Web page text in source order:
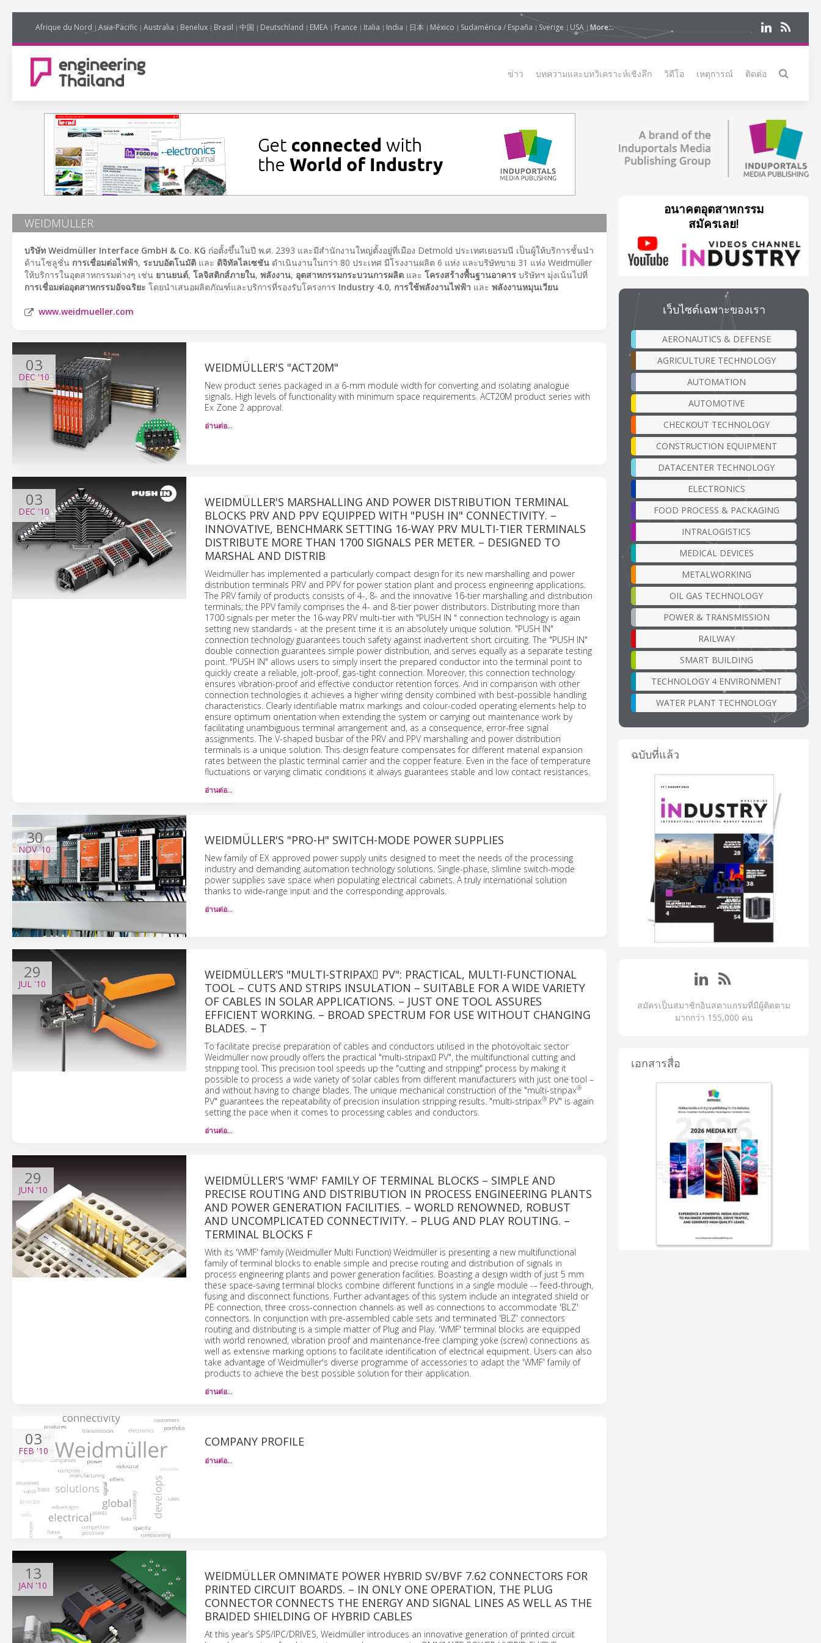
Afrique du Nord Asia-Pacific Australia Benelux Brasil 中国 Deutschland EMEA France Italia India 日本 México Sudamérica / España Sverige USA More...
ข่าว บทความและบทวิเคราะห์เชิงลึก วิดีโอ เหตุการณ์ ติดต่อ
WEIDMÜLLER
บริษัท Weidmüller Interface GmbH & Co. KG ก่อตั้งขึ้นในปี พ.ศ. 2393 และมีสำนักงานใหญ่ตั้งอยู่ที่เมือง Detmold ประเทศเยอรมนี เป็นผู้ให้บริการชั้นนำ
ด้านโซลูชั่น การเชื่อมต่อไฟฟ้า, ระบบอัตโนมัติ และ ดิจิทัลไลเซชัน ดำเนินงานในกว่า 80 ประเทศ มีโรงงานผลิต 6 แห่ง และบริษัทขาย 31 แห่ง Weidmüller
ให้บริการในอุตสาหกรรมต่างๆ เช่น ยานยนต์, โลจิสติกส์ภายใน, พลังงาน, อุตสาหกรรมกระบวนการผลิต และ โครงสร้างพื้นฐานอาคาร บริษัทฯ มุ่งเน้นไปที่
การเชื่อมต่ออุตสาหกรรมอัจฉริยะ โดยนำเสนอผลิตภัณฑ์และบริการที่รองรับโครงการ Industry 4.0, การใช้พลังงานไฟฟ้า และ พลังงานหมุนเวียน
www.weidmueller.com
03
DEC'10
WEIDMÜLLER'S "ACT20M"
New product series packaged in a 6-mm module width for converting and isolating analogue
signals. High levels of functionality with minimum space requirements. ACT20M product series with
Ex Zone 2 approval.
อ่านต่อ…
03
DEC '10
WEIDMÜLLER'S MARSHALLING AND POWER DISTRIBUTION TERMINAL
BLOCKS PRV AND PPV EQUIPPED WITH "PUSH IN" CONNECTIVITY. –
INNOVATIVE, BENCHMARK SETTING 16-WAY PRV MULTI-TIER TERMINALS
DISTRIBUTE MORE THAN 1700 SIGNALS PER METER. – DESIGNED TO
MARSHAL AND DISTRIB
Weidmüller has implemented a particularly compact design for its new marshalling and power
distribution terminals PRV and PPV for power station plant and process engineering applications.
The PRV family of products consists of 4-, 8- and the innovative 16-tier marshalling and distribution
terminals; the PPV family comprises the 4- and 8-tier power distributors. Distributing more than
1700 signals per meter the 16-way PRV multi-tier with "PUSH IN " connection technology is again
setting new standards - at the present time it is an absolutely unique solution. "PUSH IN"
connection technology guarantees touch safety against inadvertent short circuiting. The "PUSH IN"
double connection guarantees simple power distribution, and serves equally as a separate testing
point. "PUSH IN" allows users to simply insert the prepared conductor into the terminal point to
quickly create a reliable, jolt-proof, gas-tight connection. Moreover, this connection technology
ensures vibration-proof and effective conductor retention forces. And in comparison with other
connection technologies it achieves a higher wiring density combined with best-possible handling
characteristics. Clearly identifiable matrix markings and colour-coded operating elements help to
ensure optimum orientation when extending the system or carrying out maintenance work by
facilitating unambiguous terminal arrangement and, as a consequence, error-free signal
assignments. The V-shaped busbar of the PRV and PPV marshalling and power distribution
terminals is a unique solution. This design feature compensates for different material expansion
rates between the plastic terminal carrier and the copper feature. Even in the face of temperature
fluctuations or varying climatic conditions it always guarantees stable and low contact resistances.
อ่านต่อ…
30
NOV'10
WEIDMÜLLER'S "PRO-H" SWITCH-MODE POWER SUPPLIES
New family of EX approved power supply units designed to meet the needs of the processing
industry and demanding automation technology solutions. Single-phase, slimline switch-mode
power supplies save space when populating electrical cabinets. A truly international solution
thanks to wide-range input and the corresponding approvals.
อ่านต่อ…
29
JUL '10
WEIDMÜLLER’S "MULTI-STRIPAX PV": PRACTICAL, MULTI-FUNCTIONAL
TOOL – CUTS AND STRIPS INSULATION – SUITABLE FOR A WIDE VARIETY
OF CABLES IN SOLAR APPLICATIONS. – JUST ONE TOOL ASSURES
EFFICIENT WORKING. – BROAD SPECTRUM FOR USE WITHOUT CHANGING
BLADES. – T
To facilitate precise preparation of cables and conductors utilised in the photovoltaic sector
Weidmüller now proudly offers the practical "multi-stripax PV", the multifunctional cutting and
stripping tool. This precision tool speeds up the "cutting and stripping" process by making it
possible to process a wide variety of solar cables from different manufacturers with just one tool –
and without having to change blades. The unique mechanical construction of the "multi-stripax®
PV" guarantees the repeatability of precision insulation stripping results. "multi-stripax®PV" is again
setting the pace when it comes to processing cables and conductors.
อ่านต่อ…
29
JUN '10
WEIDMÜLLER'S 'WMF' FAMILY OF TERMINAL BLOCKS – SIMPLE AND
PRECISE ROUTING AND DISTRIBUTION IN PROCESS ENGINEERING PLANTS
AND POWER GENERATION FACILITIES. – WORLD RENOWNED, ROBUST
AND UNCOMPLICATED CONNECTIVITY. – PLUG AND PLAY ROUTING. –
TERMINAL BLOCKS F
With its 'WMF' family (Weidmüller Multi Function) Weidmüller is presenting a new multifunctional
family of terminal blocks to enable simple and precise routing and distribution of signals in
process engineering plants and power generation facilities. Boasting a design width of just 5 mm
these space-saving terminal blocks combine different functions in a single module -– feed-through,
fusing and disconnect functions. Further advantages of this system include an integrated shield or
PE connection, three cross-connection channels as well as connections to accommodate 'BLZ'
connectors. In conjunction with pre-assembled cable sets and terminated 'BLZ' connectors
routing and distributing is a simple matter of Plug and Play. 'WMF' terminal blocks are equipped
with world renowned, vibration proof and maintenance-free clamping yoke (screw) connections as
well as extensive marking options to facilitate identification of electrical equipment. Users can also
take advantage of Weidmüller's diverse programme of accessories to adapt the 'WMF' family of
products to achieve the best possible solution for their application.
อ่านต่อ…
03
FEB '10
COMPANY PROFILE
อ่านต่อ…
13
JAN '10
WEIDMÜLLER OMNIMATE POWER HYBRID SV/BVF 7.62 CONNECTORS FOR
PRINTED CIRCUIT BOARDS. – IN ONLY ONE OPERATION, THE PLUG
CONNECTOR CONNECTS THE ENERGY AND SIGNAL LINES AS WELL AS THE
BRAIDED SHIELDING OF HYBRID CABLES
At this year’s SPS/IPC/DRIVES, Weidmüller introduces an innovative generation of printed circuit
อนาคตอุตสาหกรรม
สมัครเลย!
เว็บไซต์เฉพาะของเรา
AERONAUTICS & DEFENSE
AGRICULTURE TECHNOLOGY
AUTOMATION
AUTOMOTIVE
CHECKOUT TECHNOLOGY
CONSTRUCTION EQUIPMENT
DATACENTER TECHNOLOGY
ELECTRONICS
FOOD PROCESS & PACKAGING
INTRALOGISTICS
MEDICAL DEVICES
METALWORKING
OIL GAS TECHNOLOGY
POWER & TRANSMISSION
RAILWAY
SMART BUILDING
TECHNOLOGY 4 ENVIRONMENT
WATER PLANT TECHNOLOGY
ฉบับที่แล้ว
สมัครเป็นสมาชิกอินสตาแกรมที่มีผู้ติดตาม
มากกว่า 155,000 คน
เอกสารสื่อ